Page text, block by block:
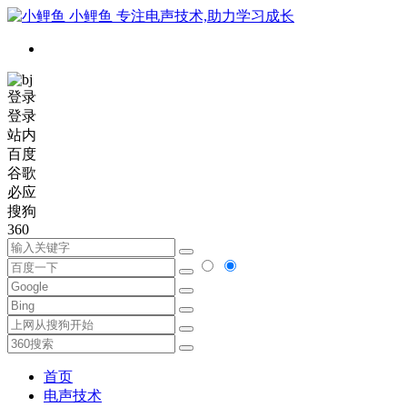
小鲤鱼 专注电声技术,助力学习成长
登录
登录
站内
百度
谷歌
必应
搜狗
360
首页
电声技术